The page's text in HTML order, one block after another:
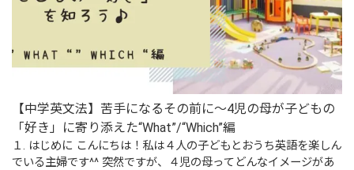
【中学英文法】苦手になるその前に～4児の母が子どもの
「好き」に寄り添えた“What”/“Which”編
１. はじめに こんにちは！私は４人の子どもとおうち英語を楽しん
でいる主婦です^^ 突然ですが、４児の母ってどんなイメージがあ